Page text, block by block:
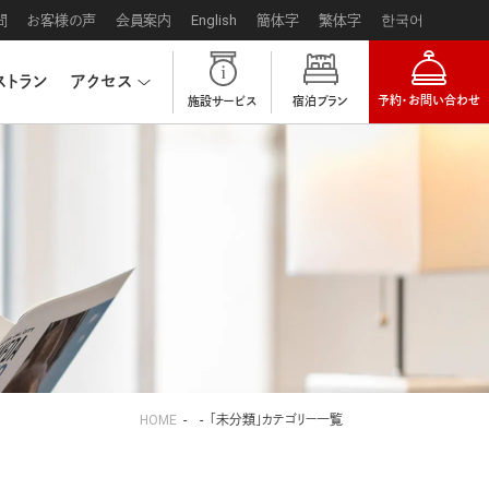
お客様の声 会員案内 English 簡体字 繁体字 한국어
トラン アクセス
施設サービス 宿泊プラン 予約・お問い合わせ
HOME 「未分類」カテゴリー一覧